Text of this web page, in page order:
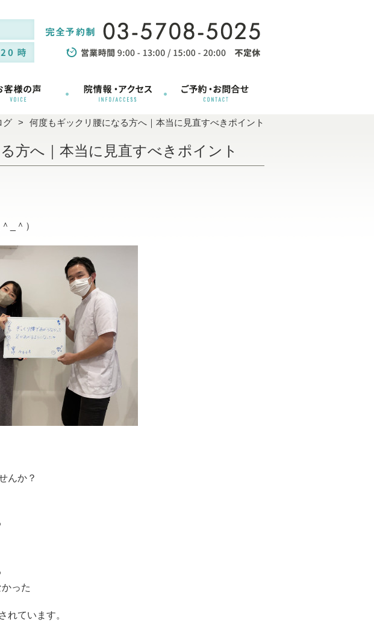
グ 何度もギックリ腰になる方へ｜本当に見直すべきポイント
方へ｜本当に見直すべきポイント
_＾）
んか？
った
れています。